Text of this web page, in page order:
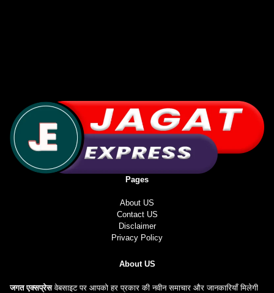
Pages
About US
Contact US
Disclaimer
Privacy Policy
About US
जगत एक्सप्रेसवेबसाइट पर आपको हर प्रकार की नवीन समाचार और जानकारियाँ मिलेगी